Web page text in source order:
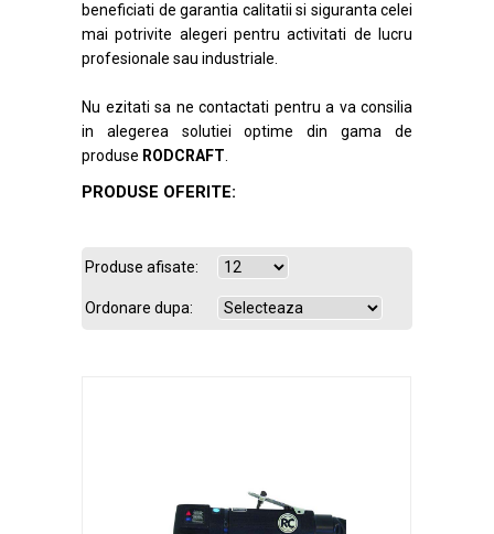
beneficiati de garantia calitatii si siguranta celei
mai potrivite alegeri pentru activitati de lucru
profesionale sau industriale.
Nu ezitati sa ne contactati pentru a va consilia
in alegerea solutiei optime din gama de
produse RODCRAFT
PRODUSE OFERITE:
Produse afisate:
Ordonare dupa: